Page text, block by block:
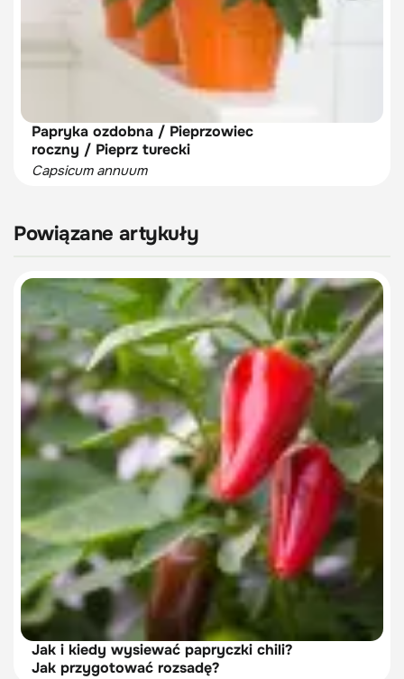
Papryka ozdobna / Pieprzowiec
roczny / Pieprz turecki
Capsicum annuum
Powiązane artykuły
Jak i kiedy wysiewać papryczki chili?
Jak przygotować rozsadę?